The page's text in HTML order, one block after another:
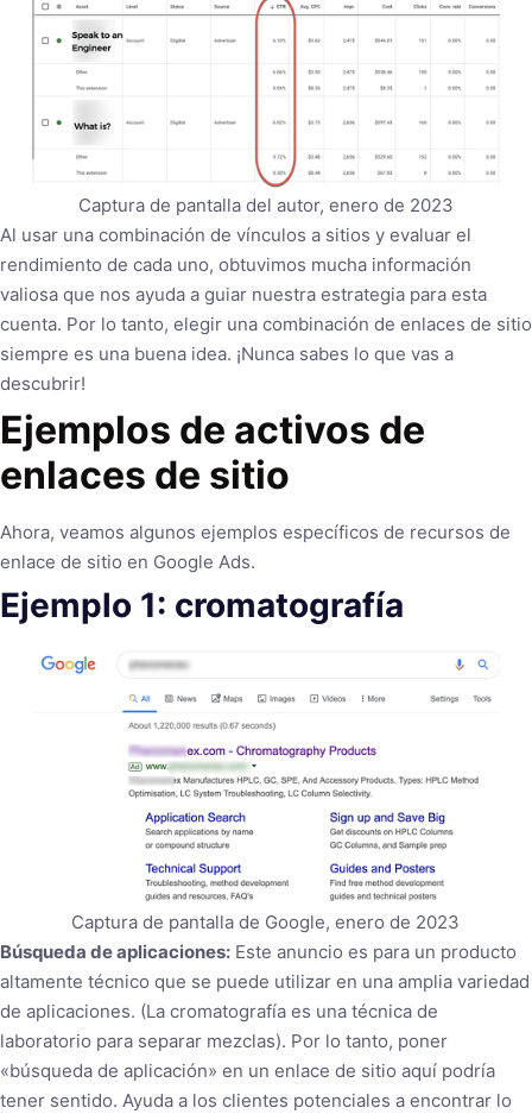
Captura de pantalla del autor, enero de 2023
Al usar una combinación de vínculos a sitios y evaluar el
rendimiento de cada uno, obtuvimos mucha información
valiosa que nos ayuda a guiar nuestra estrategia para esta
cuenta. Por lo tanto, elegir una combinación de enlaces de sitio
siempre es una buena idea. ¡Nunca sabes lo que vas a
descubrir!
Ejemplos de activos de
enlaces de sitio
Ahora, veamos algunos ejemplos específicos de recursos de
enlace de sitio en Google Ads.
Ejemplo 1: cromatografía
Captura de pantalla de Google, enero de 2023
Búsqueda de aplicaciones: Este anuncio es para un producto
altamente técnico que se puede utilizar en una amplia variedad
de aplicaciones. (La cromatografía es una técnica de
laboratorio para separar mezclas). Por lo tanto, poner
«búsqueda de aplicación» en un enlace de sitio aquí podría
tener sentido. Ayuda a los clientes potenciales a encontrar lo